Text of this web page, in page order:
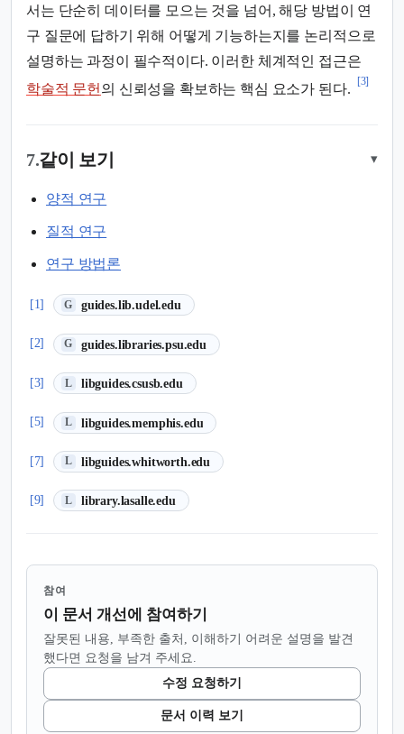
서는 단순히 데이터를 모으는 것을 넘어, 해당 방법이 연
구 질문에 답하기 위해 어떻게 기능하는지를 논리적으로
설명하는 과정이 필수적이다. 이러한 체계적인 접근은
학술적 문헌의 신뢰성을 확보하는 핵심 요소가 된다.
[3]
7.같이 보기 ▾
양적 연구
질적 연구
연구 방법론
[1] G guides.lib.udel.edu
(새 탭에서 열림)
[2] G guides.libraries.psu.edu
(새 탭에서 열림)
[3] L libguides.csusb.edu
(새 탭에서 열림)
[5] L libguides.memphis.edu
(새 탭에서 열림)
[7] L libguides.whitworth.edu
(새 탭에서 열림)
[9] L library.lasalle.edu
(새 탭에서 열림)
참여
이 문서 개선에 참여하기
잘못된 내용, 부족한 출처, 이해하기 어려운 설명을 발견
했다면 요청을 남겨 주세요.
수정 요청하기
문서 이력 보기